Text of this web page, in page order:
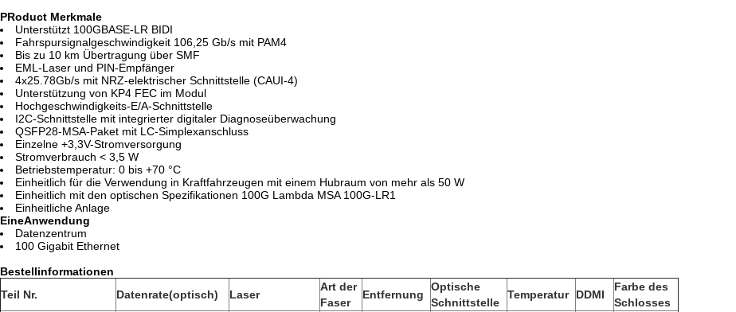
PRoduct Merkmale
Unterstützt 100GBASE-LR BIDI
Fahrspursignalgeschwindigkeit 106,25 Gb/s mit PAM4
Bis zu 10 km Übertragung über SMF
EML-Laser und PIN-Empfänger
4x25.78Gb/s mit NRZ-elektrischer Schnittstelle (CAUI-4)
Unterstützung von KP4 FEC im Modul
Hochgeschwindigkeits-E/A-Schnittstelle
I2C-Schnittstelle mit integrierter digitaler Diagnoseüberwachung
QSFP28-MSA-Paket mit LC-Simplexanschluss
Einzelne +3,3V-Stromversorgung
Stromverbrauch < 3,5 W
Betriebstemperatur: 0 bis +70 °C
Einheitlich für die Verwendung in Kraftfahrzeugen mit einem Hubraum von mehr als 50 W
Einheitlich mit den optischen Spezifikationen 100G Lambda MSA 100G-LR1
Einheitliche Anlage
EineAnwendung
Datenzentrum
100 Gigabit Ethernet
Bestellinformationen
Teil Nr.
Datenrate(optisch) Laser
Art der
Faser
Entfernung
Optische
Schnittstelle
Temperatur DDMI
Farbe des
Schlosses